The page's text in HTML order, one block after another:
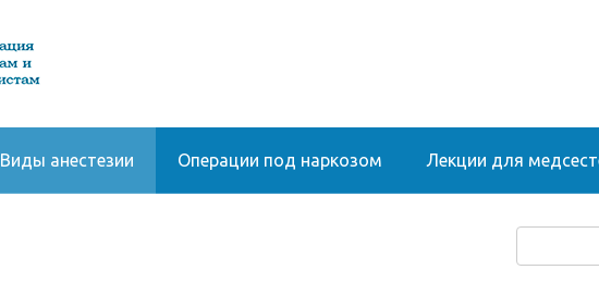
Виды анестезии Операции под наркозом Лекции для